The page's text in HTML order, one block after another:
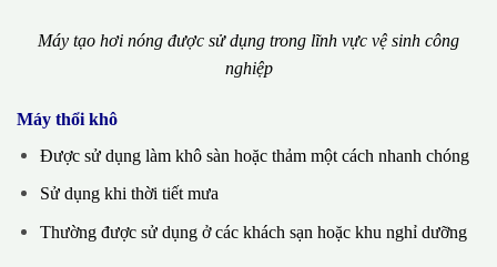
Máy tạo hơi nóng được sử dụng trong lĩnh vực vệ sinh công
nghiệp
Máy thổi khô
Được sử dụng làm khô sàn hoặc thảm một cách nhanh chóng
Sử dụng khi thời tiết mưa
Thường được sử dụng ở các khách sạn hoặc khu nghỉ dưỡng